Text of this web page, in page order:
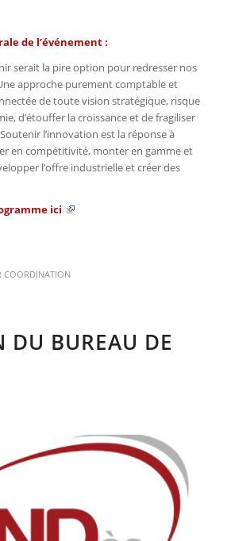
de l’événement :
serait la pire option pour redresser nos
approche purement comptable et
de toute vision stratégique, risque
d’étouffer la croissance et de fragiliser
l’innovation est la réponse à
en compétitivité, monter en gamme et
l’offre industrielle et créer des
ici
COORDINATION
DU BUREAU DE